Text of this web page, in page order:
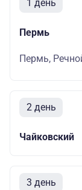
1 день
Пермь
Пермь,
2 день
Чайковский
3 день